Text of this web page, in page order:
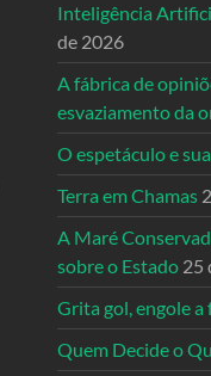
Inteligência
de 2026
A fábrica de
esvaziamento da
O espetáculo e
Terra em Chamas
A Maré
sobre o Estado 25
Grita gol, engole a
Quem Decide o